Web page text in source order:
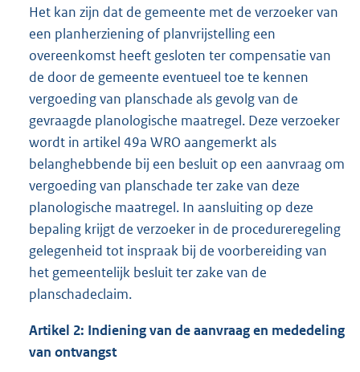
Het kan zijn dat de gemeente met de verzoeker van
een planherziening of planvrijstelling een
overeenkomst heeft gesloten ter compensatie van
de door de gemeente eventueel toe te kennen
vergoeding van planschade als gevolg van de
gevraagde planologische maatregel. Deze verzoeker
wordt in artikel 49a WRO aangemerkt als
belanghebbende bij een besluit op een aanvraag om
vergoeding van planschade ter zake van deze
planologische maatregel. In aansluiting op deze
bepaling krijgt de verzoeker in de procedureregeling
gelegenheid tot inspraak bij de voorbereiding van
het gemeentelijk besluit ter zake van de
planschadeclaim.
Artikel 2: Indiening van de aanvraag en mededeling
van ontvangst